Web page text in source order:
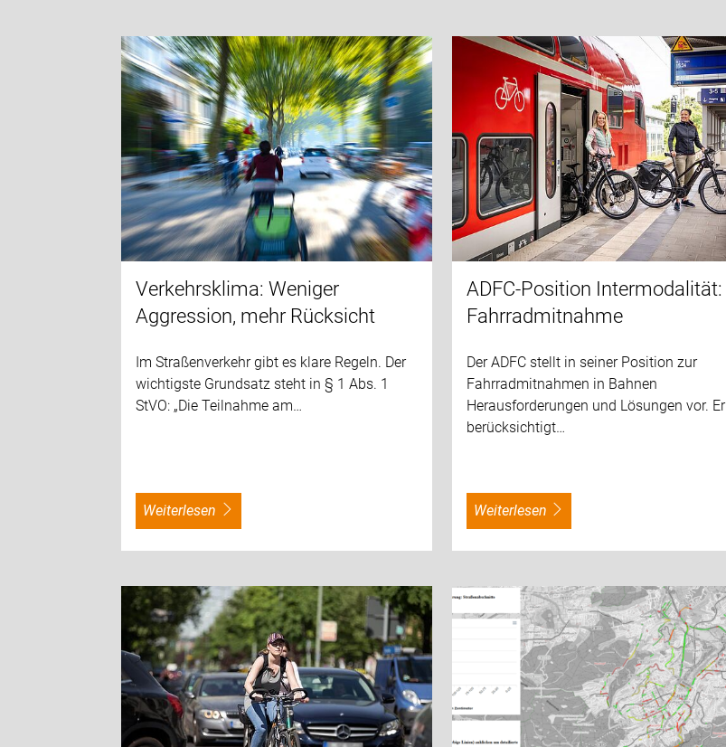
Verkehrsklima: Weniger
Aggression, mehr Rücksicht
Im Straßenverkehr gibt es klare Regeln. Der
wichtigste Grundsatz steht in § 1 Abs. 1
StVO: „Die Teilnahme am…
weiterlesen
ADFC-Position Intermodalität:
Fahrradmitnahme
Der ADFC stellt in seiner Position zur
Fahrradmitnahmen in Bahnen
Herausforderungen und Lösungen vor. Er
berücksichtigt…
weiterlesen